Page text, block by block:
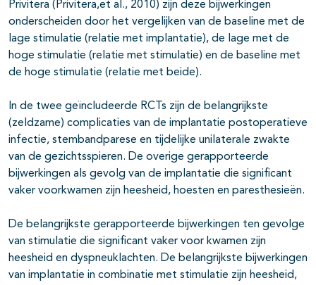
Privitera (Privitera,et al., 2010) zijn deze bijwerkingen
onderscheiden door het vergelijken van de baseline met de
lage stimulatie (relatie met implantatie), de lage met de
hoge stimulatie (relatie met stimulatie) en de baseline met
de hoge stimulatie (relatie met beide).
In de twee geïncludeerde RCTs zijn de belangrijkste
(zeldzame) complicaties van de implantatie postoperatieve
infectie, stembandparese en tijdelijke unilaterale zwakte
van de gezichtsspieren. De overige gerapporteerde
bijwerkingen als gevolg van de implantatie die significant
vaker voorkwamen zijn heesheid, hoesten en paresthesieën.
De belangrijkste gerapporteerde bijwerkingen ten gevolge
van stimulatie die significant vaker voor kwamen zijn
heesheid en dyspneuklachten. De belangrijkste bijwerkingen
van implantatie in combinatie met stimulatie zijn heesheid,